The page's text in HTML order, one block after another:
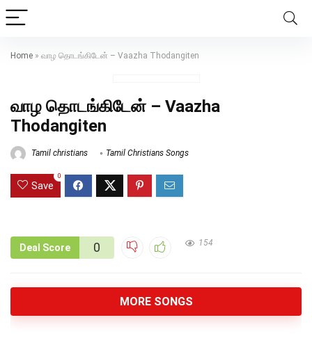
Home » வாழ தொடங்கிடேன் – Vaazha Thodangiten
வாழ தொடங்கிடேன் – Vaazha
Thodangiten
Tamil christians Tamil Christians Songs
Save
0
Deal Score 0 154
MORE SONGS